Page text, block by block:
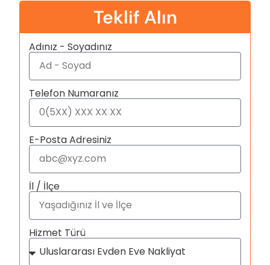
Teklif Alın
Adınız - Soyadınız
Telefon Numaranız
E-Posta Adresiniz
İl / İlçe
Hizmet Türü